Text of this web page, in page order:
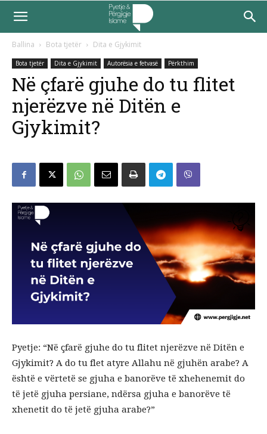
Ballina Bota tjetër Dita e Gjykimit
Bota tjetër Dita e Gjykimit Autorësia e fetvasë Përkthim
Në çfarë gjuhe do tu flitet
njerëzve në Ditën e
Gjykimit?
Pyetje: “Në çfarë gjuhe do tu flitet njerëzve në Ditën e
Gjykimit? A do tu flet atyre Allahu në gjuhën arabe? A
është e vërtetë se gjuha e banorëve të xhehenemit do
të jetë gjuha persiane, ndërsa gjuha e banorëve të
xhenetit do të jetë gjuha arabe?”